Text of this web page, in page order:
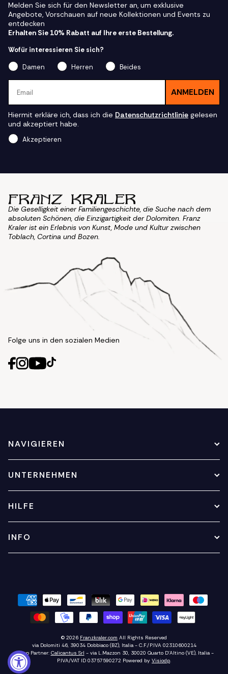
Melden Sie sich für den Newsletter an, um exklusive
Angebote, Vorschauen auf neue Kollektionen und Events zu
entdecken
Erhalten Sie 10% Rabatt auf Ihre erste Bestellung.
Wofür interessieren Sie sich?
Damen
Herren
Beides
ANMELDEN
Hiermit erkläre ich, dass ich die Datenschutzrichtlinie gelesen
und akzeptiert habe.
Akzeptieren
Die Geselligkeit einer Familiengeschichte, die Suche nach dem
absoluten Schönen, die Einzigartigkeit der Dolomiten. Franz
Kraler ist ein Erlebnis von Kunst, Mode und Kultur zwischen
Toblach, Cortina und Bozen.
Folge uns in den sozialen Medien
NAVIGIEREN
UNTERNEHMEN
HILFE
INFO
© 2026 Franzkraler.com All Rights Reserved
via Dolomiti 46, 39034 Dobbiaco (BZ), Italia - C.F./P.IVA 02310600214
eShop Partner: Calicantus Srl - via L.Mazzon 30, 30020 Quarto D'Altino (VE), Italia -
P.IVA/VAT ID 03757590272 Powered by Visiodp